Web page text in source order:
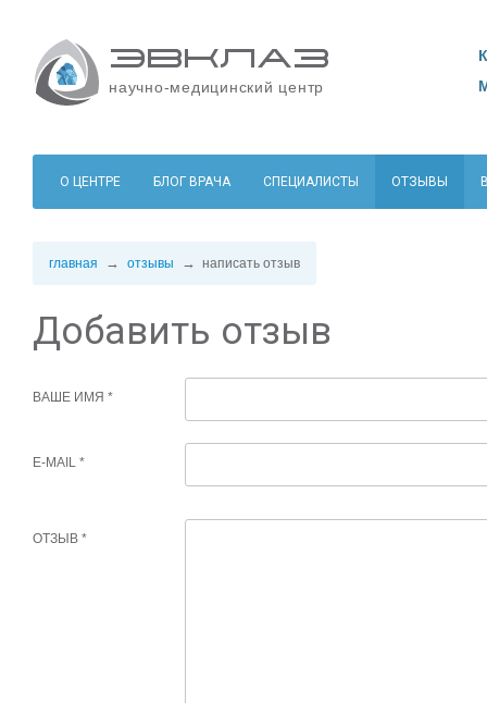
научно-медицинский центр
О ЦЕНТРЕ БЛОГ ВРАЧА СПЕЦИАЛИСТЫ ОТЗЫВЫ
главная отзывы написать отзыв
Добавить отзыв
ВАШЕ ИМЯ
E-MAIL
ОТЗЫВ